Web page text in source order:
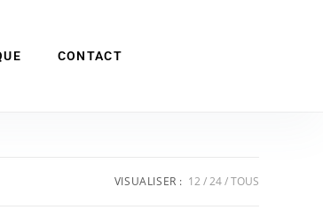
CONTACT
VISUALISER : 12 24 TOUS